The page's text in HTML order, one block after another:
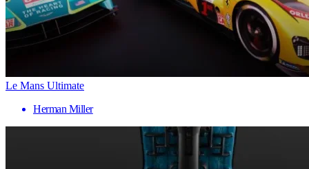
Le Mans Ultimate
Herman Miller